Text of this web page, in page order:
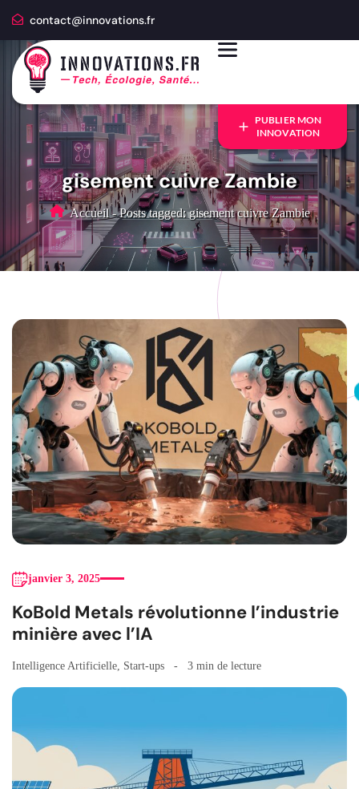
contact@innovations.fr
PUBLIER MON
INNOVATION
gisement cuivre Zambie
Accueil - Posts tagged: gisement cuivre Zambie
janvier 3, 2025
KoBold Metals révolutionne l’industrie
minière avec l’IA
Intelligence Artificielle Start-ups 3 min de lecture